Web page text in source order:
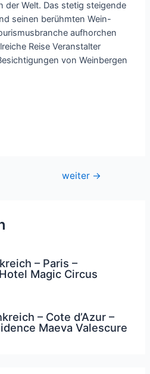
der Welt. Das stetig steigende
seinen berühmten Wein-
aufhorchen
Reise Veranstalter
von Weinbergen
weiter →
– Paris –
Magic Circus
– Cote d’Azur –
Maeva Valescure